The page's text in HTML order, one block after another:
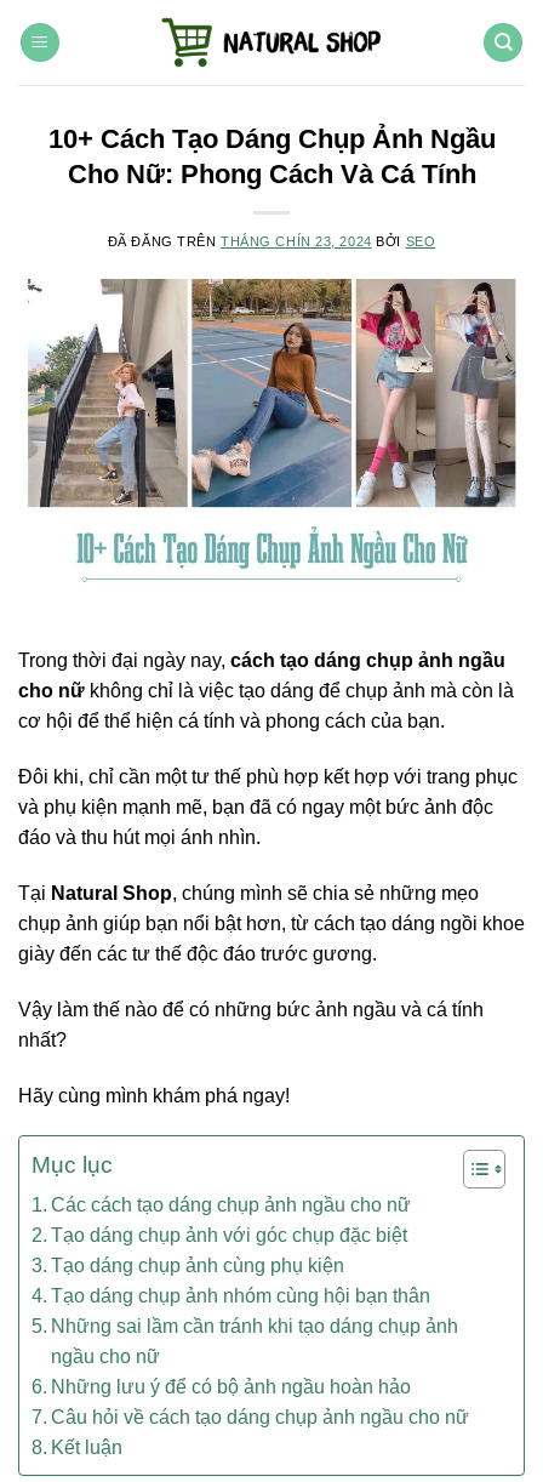
đến
10+ Cách Tạo Dáng Chụp Ảnh Ngầu
Cho Nữ: Phong Cách Và Cá Tính
ĐÃ ĐĂNG TRÊNTHÁNG CHÍN 23, 2024 BỞI SEO
Trong thời đại ngày nay, cách tạo dáng chụp ảnh ngầu
cho nữ không chỉ là việc tạo dáng để chụp ảnh mà còn là
cơ hội để thể hiện cá tính và phong cách của bạn.
Đôi khi, chỉ cần một tư thế phù hợp kết hợp với trang phục
và phụ kiện mạnh mẽ, bạn đã có ngay một bức ảnh độc
đáo và thu hút mọi ánh nhìn.
Tại Natural Shop, chúng mình sẽ chia sẻ những mẹo
chụp ảnh giúp bạn nổi bật hơn, từ cách tạo dáng ngồi khoe
giày đến các tư thế độc đáo trước gương.
Vậy làm thế nào để có những bức ảnh ngầu và cá tính
nhất?
Hãy cùng mình khám phá ngay!
Mục lục
Các cách tạo dáng chụp ảnh ngầu cho nữ
Tạo dáng chụp ảnh với góc chụp đặc biệt
Tạo dáng chụp ảnh cùng phụ kiện
Tạo dáng chụp ảnh nhóm cùng hội bạn thân
Những sai lầm cần tránh khi tạo dáng chụp ảnh
ngầu cho nữ
Những lưu ý để có bộ ảnh ngầu hoàn hảo
Câu hỏi về cách tạo dáng chụp ảnh ngầu cho nữ
Kết luận